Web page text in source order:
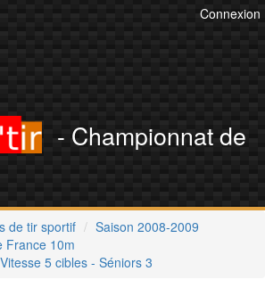
Connexion
- Championnat de
de tir sportif
Saison 2008-2009
France 10m
5 cibles - Séniors 3